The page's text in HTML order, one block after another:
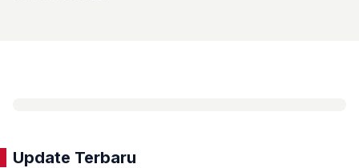
Update Terbaru